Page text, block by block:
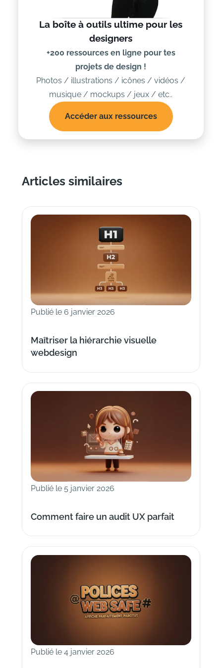
La boîte à outils ultime pour les
designers
+200 ressources en ligne pour tes
projets de design !
Photos / illustrations / icônes / vidéos /
musique / mockups / jeux / etc..
Accéder aux ressources
Articles similaires
Publié le 6 janvier 2026
Maîtriser la hiérarchie visuelle
webdesign
Publié le 5 janvier 2026
Comment faire un audit UX parfait
Publié le 4 janvier 2026